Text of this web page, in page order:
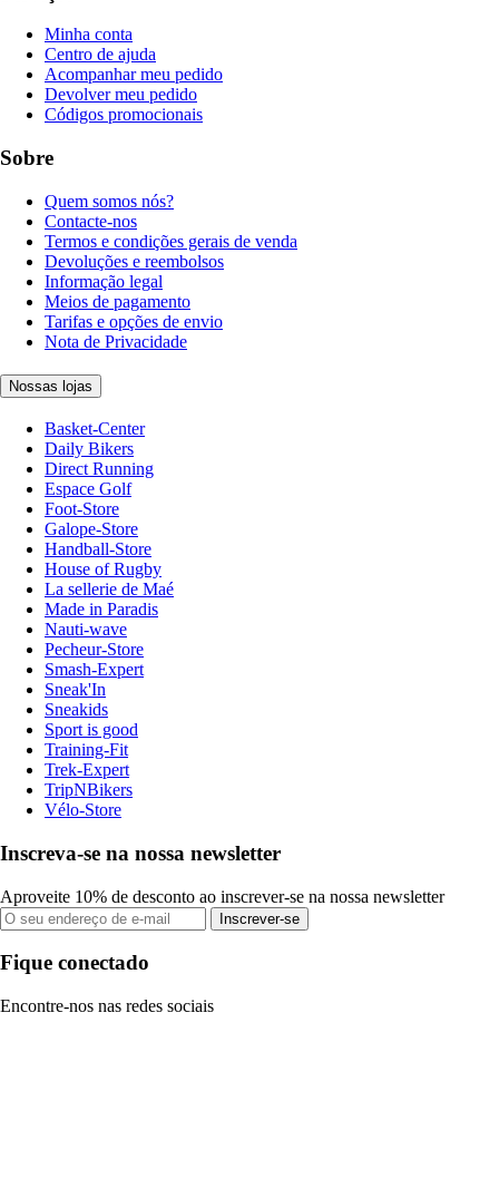
Minha conta
Centro de ajuda
Acompanhar meu pedido
Devolver meu pedido
Códigos promocionais
Sobre
Quem somos nós?
Contacte-nos
Termos e condições gerais de venda
Devoluções e reembolsos
Informação legal
Meios de pagamento
Tarifas e opções de envio
Nota de Privacidade
Nossas lojas
Basket-Center
Daily Bikers
Direct Running
Espace Golf
Foot-Store
Galope-Store
Handball-Store
House of Rugby
La sellerie de Maé
Made in Paradis
Nauti-wave
Pecheur-Store
Smash-Expert
Sneak'In
Sneakids
Sport is good
Training-Fit
Trek-Expert
TripNBikers
Vélo-Store
Inscreva-se na nossa newsletter
Aproveite 10% de desconto ao inscrever-se na nossa newsletter
Inscrever-se
Fique conectado
Encontre-nos nas redes sociais